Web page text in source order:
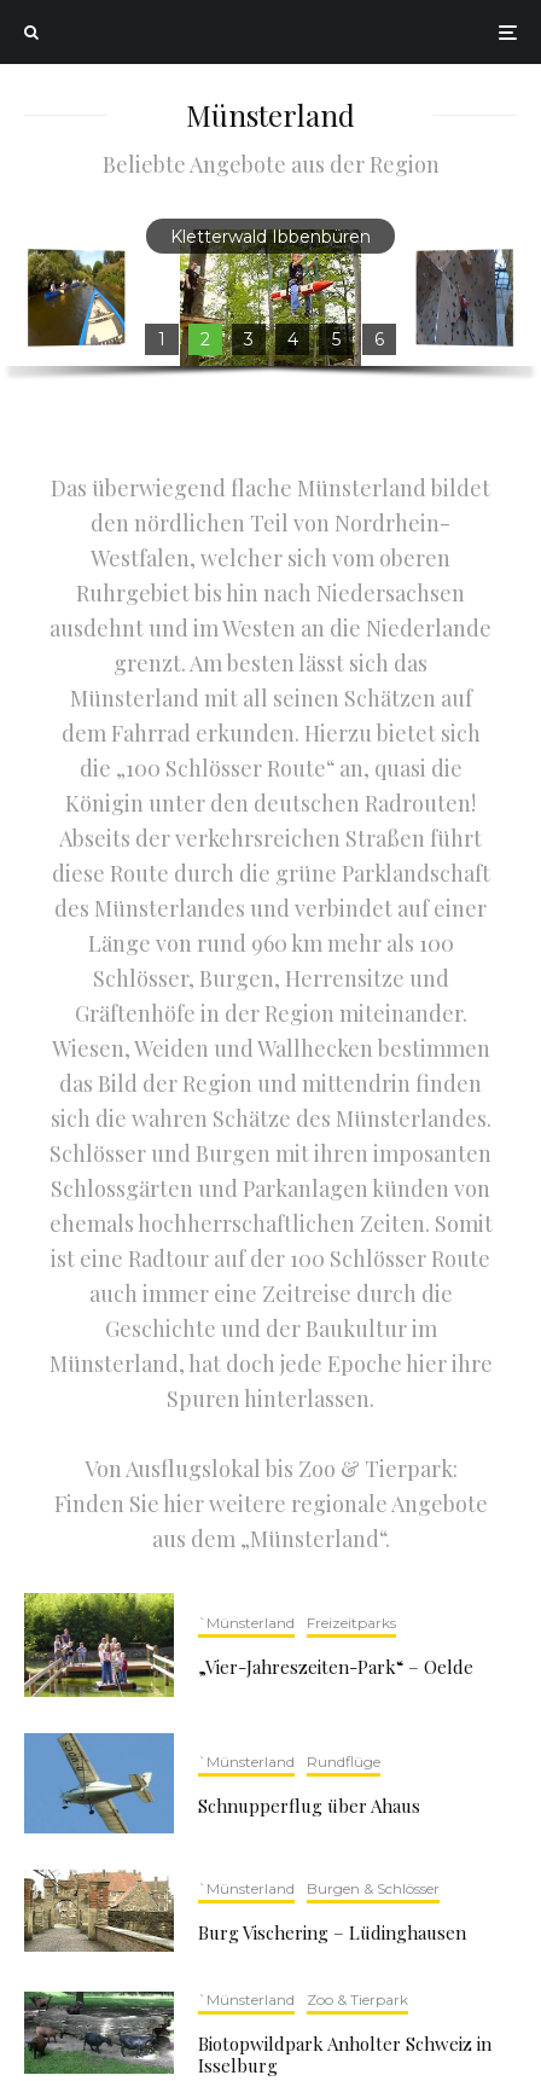
Münsterland
Beliebte Angebote aus der Region
Kletterwald Ibbenbüren
1 2 3 4 5 6
Das überwiegend flache Münsterland bildet
den nördlichen Teil von Nordrhein-
Westfalen, welcher sich vom oberen
Ruhrgebiet bis hin nach Niedersachsen
ausdehnt und im Westen an die Niederlande
grenzt. Am besten lässt sich das
Münsterland mit all seinen Schätzen auf
dem Fahrrad erkunden. Hierzu bietet sich
die „100 Schlösser Route“ an, quasi die
Königin unter den deutschen Radrouten!
Abseits der verkehrsreichen Straßen führt
diese Route durch die grüne Parklandschaft
des Münsterlandes und verbindet auf einer
Länge von rund 960 km mehr als 100
Schlösser, Burgen, Herrensitze und
Gräftenhöfe in der Region miteinander.
Wiesen, Weiden und Wallhecken bestimmen
das Bild der Region und mittendrin finden
sich die wahren Schätze des Münsterlandes.
Schlösser und Burgen mit ihren imposanten
Schlossgärten und Parkanlagen künden von
ehemals hochherrschaftlichen Zeiten. Somit
ist eine Radtour auf der 100 Schlösser Route
auch immer eine Zeitreise durch die
Geschichte und der Baukultur im
Münsterland, hat doch jede Epoche hier ihre
Spuren hinterlassen.
Von Ausflugslokal bis Zoo & Tierpark:
Finden Sie hier weitere regionale Angebote
aus dem „Münsterland“.
`Münsterland Freizeitparks
„Vier-Jahreszeiten-Park“ – Oelde
`Münsterland Rundflüge
Schnupperflug über Ahaus
`Münsterland Burgen & Schlösser
Burg Vischering – Lüdinghausen
`Münsterland Zoo & Tierpark
Biotopwildpark Anholter Schweiz in
Isselburg